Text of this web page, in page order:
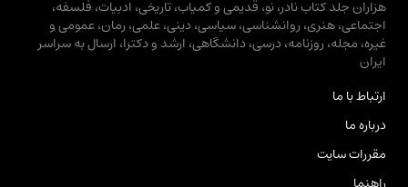
هزاران جلد کتاب نادر، نو، قدیمی و کمیاب، تاریخی، ادبیات، فلسفه،
اجتماعی، هنری، روانشناسی، سیاسی، دینی، علمی، رمان، عمومی و
غیره، مجله، روزنامه، درسی، دانشگاهی، ارشد و دکترا، ارسال به سراسر
ایران
ارتباط با ما
درباره ما
مقررات سایت